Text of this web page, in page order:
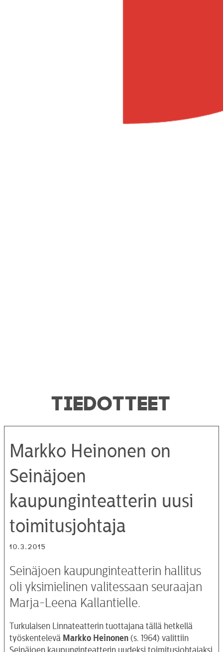
TIEDOTTEET
Markko Heinonen on
Seinäjoen
kaupunginteatterin uusi
toimitusjohtaja
10.3.2015
Seinäjoen kaupunginteatterin hallitus
oli yksimielinen valitessaan seuraajan
Marja-Leena Kallantielle.
Turkulaisen Linnateatterin tuottajana tällä hetkellä
työskentelevä Markko Heinonen (s. 1964) valittiin
Seinäjoen kaupunginteatterin uudeksi toimitusjohtajaksi